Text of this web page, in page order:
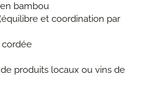
bambou
et coordination par
cordée
produits locaux ou vins de